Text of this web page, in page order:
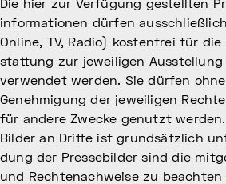
Die hier zur Verfü­gung gestell­ten
informationen dürfen
Online, TV, Radio) kosten­frei für
stat­tung zur jewei­li­gen Ausstel­lung
verwen­det werden. Sie dürfen
Geneh­mi­gung der jewei­li­gen
für andere Zwecke genutzt
Bilder an Dritte ist grundsätzlich
dung der Pres­se­bil­der sind die
und Rech­te­nach­weise zu